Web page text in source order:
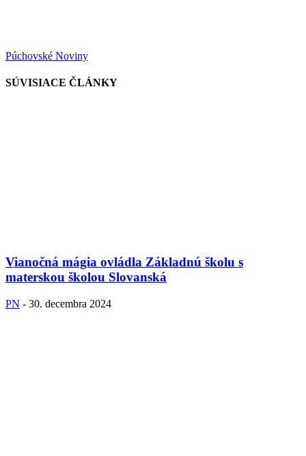
Púchovské Noviny
SÚVISIACE ČLÁNKY
Vianočná mágia ovládla Základnú školu s
materskou školou Slovanská
PN - 30. decembra 2024